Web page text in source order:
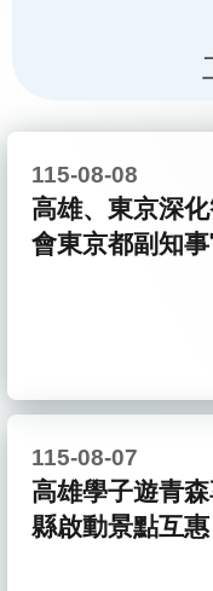
115-08-08
高雄、東京深
會東京都副知
115-08-07
高雄學子遊青
縣啟動景點互惠